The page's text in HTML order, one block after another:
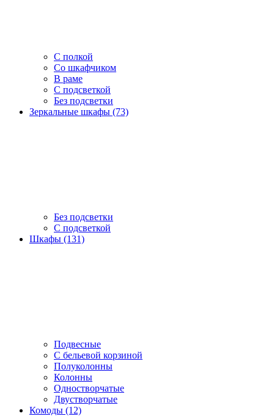
С полкой
Со шкафчиком
В раме
С подсветкой
Без подсветки
Зеркальные шкафы (73)
Без подсветки
С подсветкой
Шкафы (131)
Подвесные
С бельевой корзиной
Полуколонны
Колонны
Одностворчатые
Двустворчатые
Комоды (12)